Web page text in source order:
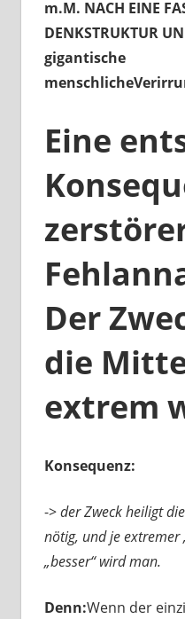
m.M. NACH EINE
DENKSTRUKTUR
gigantische
Eine
Der
die
extrem
Konsequenz:
->der Zweck heiligt
nötig, und je extremer
„besser“ wird man.
Denn:Wenn der